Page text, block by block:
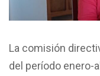
La comisión
del período enero-